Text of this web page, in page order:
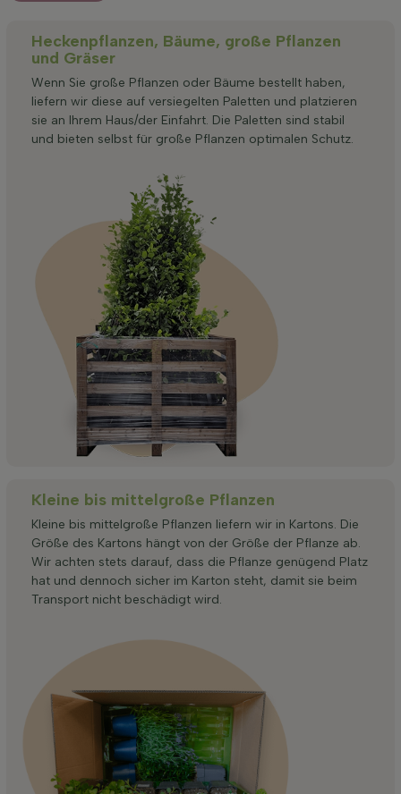
Heckenpflanzen, Bäume, große Pflanzen
und Gräser
Wenn Sie große Pflanzen oder Bäume bestellt haben,
liefern wir diese auf versiegelten Paletten und platzieren
sie an Ihrem Haus/der Einfahrt. Die Paletten sind stabil
und bieten selbst für große Pflanzen optimalen Schutz.
Kleine bis mittelgroße Pflanzen
Kleine bis mittelgroße Pflanzen liefern wir in Kartons. Die
Größe des Kartons hängt von der Größe der Pflanze ab.
Wir achten stets darauf, dass die Pflanze genügend Platz
hat und dennoch sicher im Karton steht, damit sie beim
Transport nicht beschädigt wird.